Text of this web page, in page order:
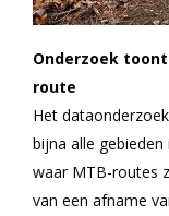
Onderzoek
route
Het
bijna alle
waar MTB-routes
van een afname